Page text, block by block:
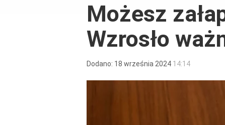
Możesz
Wzrosło
Dodano: 18 września 2024 14:14